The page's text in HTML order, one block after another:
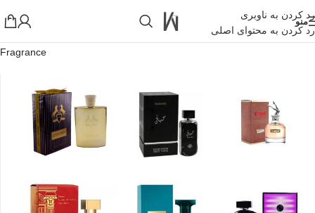
رد کردن به ناوبری
رد کردن به محتوای اصلی
ویژه بهرمند شوید!
منو
خانه» فروشگاه اینترنتی واکارنا
Fragrance